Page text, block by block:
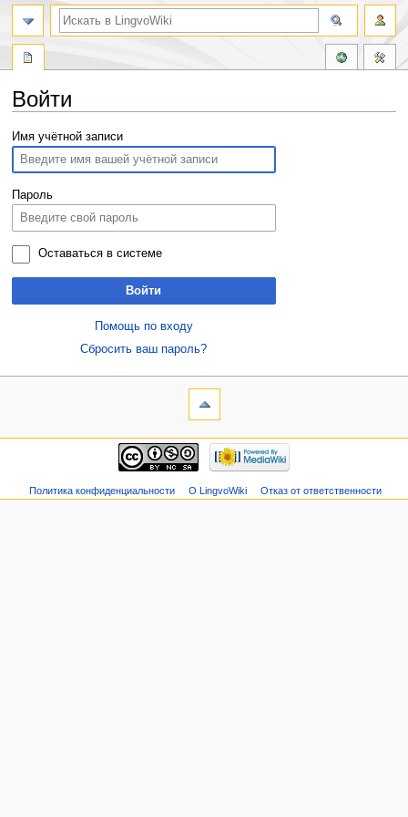
Войти
Перейти
навигации
Перейти
поиску
Имя учётной записи
Пароль
Оставаться в системе
Войти
Помощь по входу
Сбросить ваш пароль?
Политика конфиденциальности О LingvoWiki Отказ от ответственности